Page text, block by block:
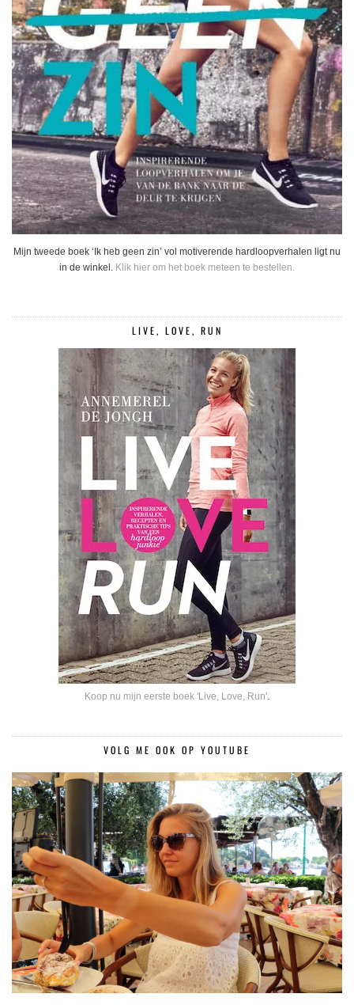
Mijn tweede boek ‘Ik heb geen zin’ vol motiverende hardloopverhalen ligt nu
in de winkel. Klik hier om het boek meteen te bestellen.
LIVE, LOVE, RUN
Koop nu mijn eerste boek 'Live, Love, Run'.
VOLG ME OOK OP YOUTUBE